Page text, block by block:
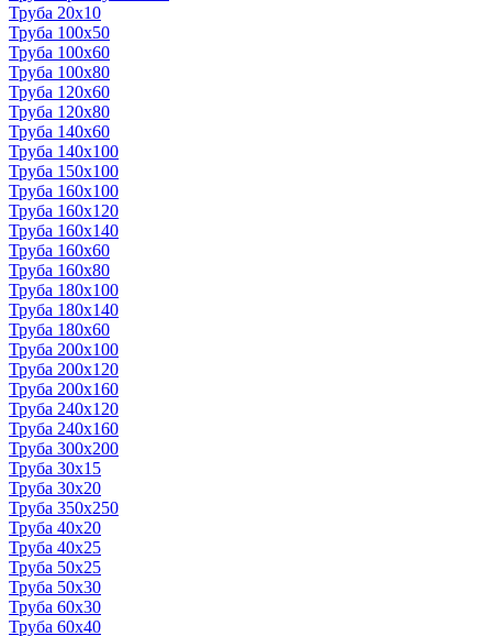
Труба 20x10
Труба 100x50
Труба 100x60
Труба 100x80
Труба 120x60
Труба 120x80
Труба 140x60
Труба 140x100
Труба 150x100
Труба 160x100
Труба 160x120
Труба 160x140
Труба 160x60
Труба 160x80
Труба 180x100
Труба 180x140
Труба 180x60
Труба 200x100
Труба 200x120
Труба 200x160
Труба 240x120
Труба 240x160
Труба 300x200
Труба 30x15
Труба 30x20
Труба 350x250
Труба 40x20
Труба 40x25
Труба 50x25
Труба 50x30
Труба 60x30
Труба 60x40